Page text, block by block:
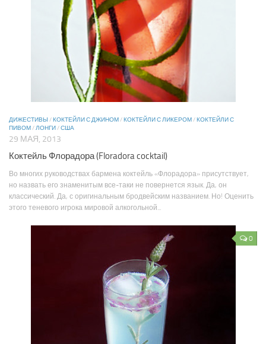
ДИЖЕСТИВЫ / КОКТЕЙЛИ С ДЖИНОМ / КОКТЕЙЛИ С ЛИКЕРОМ / КОКТЕЙЛИ С
ПИВОМ /ЛОНГИ /США
29 МАЯ, 2013
Коктейль Флорадора (Floradora cocktail)
Во многих руководствах бармена коктейль «Флорадора» присутствует,
но назвать его знаменитым все-таки не повернется язык. Да, он
классический. Да, с оригинальным бродвейским названием. Но! Оценить
этого теневого игрока мировой алкогольной...
0